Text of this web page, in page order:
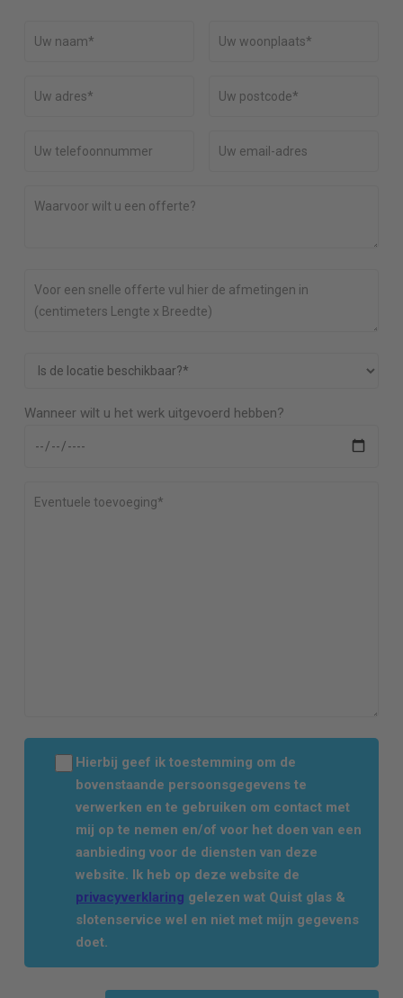
Wanneer wilt u het werk uitgevoerd hebben?
Hierbij geef ik toestemming om de
bovenstaande persoonsgegevens te
verwerken en te gebruiken om contact met
mij op te nemen en/of voor het doen van een
aanbieding voor de diensten van deze
website. Ik heb op deze website de
privacyverklaring gelezen wat Quist glas &
slotenservice wel en niet met mijn gegevens
doet.